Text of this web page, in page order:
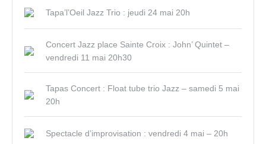
Tapa’l’Oeil Jazz Trio : jeudi 24 mai 20h
Concert Jazz place Sainte Croix : John’ Quintet –
vendredi 11 mai 20h30
Tapas Concert : Float tube trio Jazz – samedi 5 mai
20h
Spectacle d’improvisation : vendredi 4 mai – 20h